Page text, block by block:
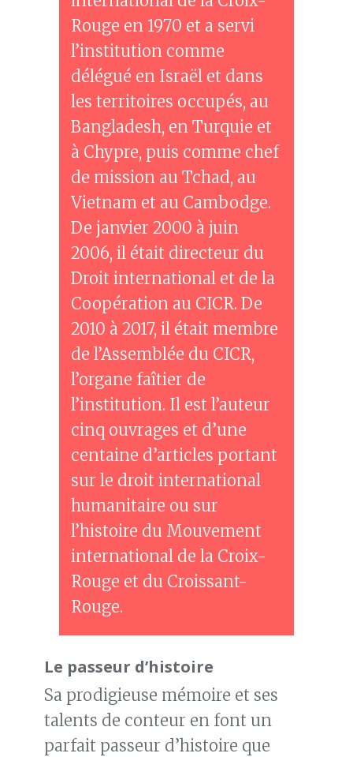
Rouge en 1970 et a servi
l’institution comme
délégué en Israël et dans
les territoires occupés, au
Bangladesh, en Turquie et
à Chypre, puis comme chef
de mission au Tchad, au
Vietnam et au Cambodge.
De janvier 2000 à juin
2006, il était directeur du
Droit international et de la
Coopération au CICR. De
2010 à 2017, il était membre
de l’Assemblée du CICR,
l’organe faîtier de
l’institution. Il est l’auteur
cinq ouvrages et d’une
centaine d’articles portant
sur le droit international
humanitaire ou sur
l’histoire du Mouvement
international de la Croix-
Rouge et du Croissant-
Rouge.
Le passeur d’histoire
Sa prodigieuse mémoire et ses
talents de conteur en font un
parfait passeur d’histoire que